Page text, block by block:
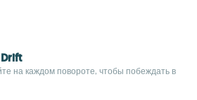
на каждом повороте, чтобы побеждать в